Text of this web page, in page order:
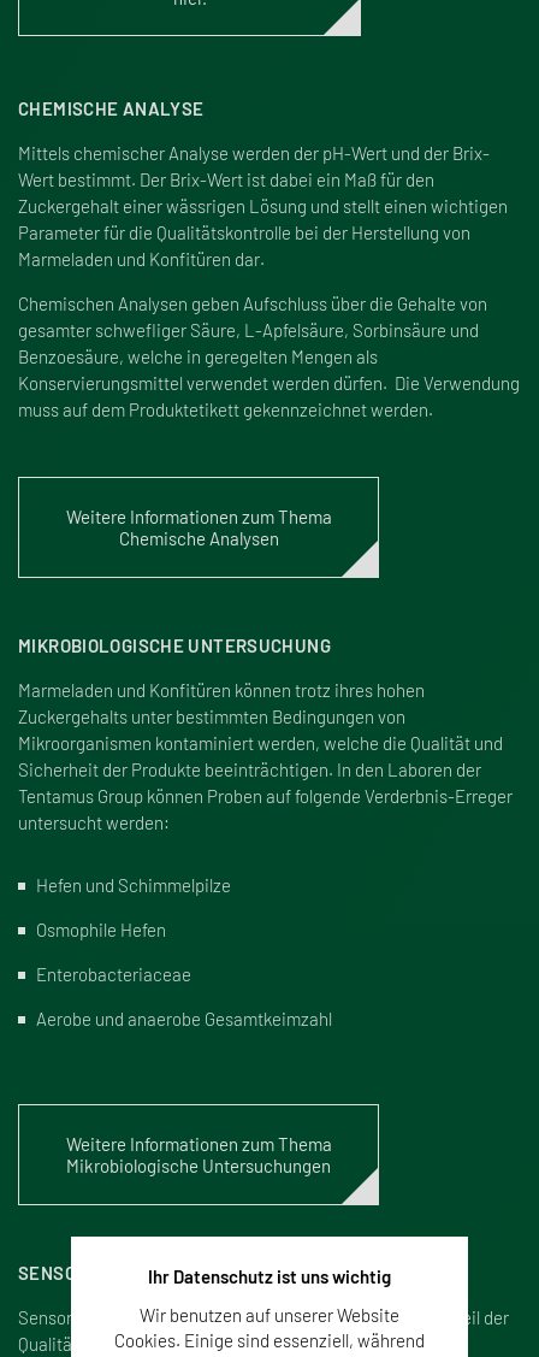
CHEMISCHE ANALYSE
Mittels chemischer Analyse werden der pH-Wert und der Brix-
Wert bestimmt. Der Brix-Wert ist dabei ein Maßfür den
Zuckergehalt einer wässrigen Lösung und stellt einen wichtigen
Parameter für die Qualitätskontrolle bei der Herstellung von
Marmeladen und Konfitüren dar.
Chemischen Analysen geben Aufschluss über die Gehalte von
gesamter schwefliger Säure, L-Apfelsäure, Sorbinsäure und
Benzoesäure, welche in geregelten Mengen als
Konservierungsmittel verwendet werden dürfen. Die Verwendung
muss auf dem Produktetikett gekennzeichnet werden.
Weitere Informationen zum Thema
Chemische Analysen
MIKROBIOLOGISCHE UNTERSUCHUNG
Marmeladen und Konfitüren können trotz ihres hohen
Zuckergehalts unter bestimmten Bedingungen von
Mikroorganismen kontaminiert werden, welche die Qualität und
Sicherheit der Produkte beeinträchtigen. In den Laboren der
Tentamus Group können Proben auf folgende Verderbnis-Erreger
untersucht werden:
Hefen und Schimmelpilze
Osmophile Hefen
Enterobacteriaceae
Aerobe und anaerobe Gesamtkeimzahl
Weitere Informationen zum Thema
Mikrobiologische Untersuchungen
SENSORISCHE PRÜFUNG
Sensorische Prüfungen sind ein unverzichtbarer Bestandteil der
Qualitätssicherung und Produktentwicklung bei
Ihr Datenschutz ist uns wichtig
Wir benutzen auf unserer Website
Cookies. Einige sind essenziell, während